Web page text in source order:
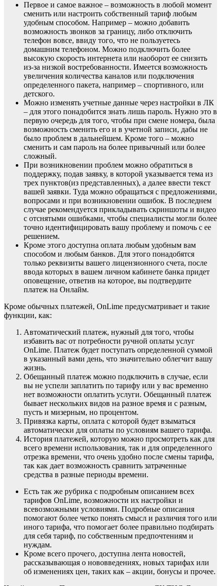
Первое и самое важное – возможность в любой момент
сменить или настроить собственный тариф любым
удобным способом. Например – можно добавить
возможность звонков за границу, либо отключить
телефон вовсе, ввиду того, что не пользуетесь
домашним телефоном. Можно подключить более
высокую скорость интернета или наоборот ее снизить
из-за низкой востребованности. Имеется возможность
увеличения количества каналов или подключения
определенного пакета, например – спортивного, или
детского.
Можно изменять учетные данные через настройки в ЛК
– для этого понадобится знать лишь пароль. Нужно это в
первую очередь для того, чтобы при смене номера, была
возможность сменить его и в учетной записи, дабы не
было проблем в дальнейшем. Кроме того – можно
сменить и сам пароль на более привычный или более
сложный.
При возникновении проблем можно обратиться в
поддержку, подав заявку, в которой указывается тема из
трех пунктов(из представленных), а далее ввести текст
вашей заявки. Туда можно обращаться с предложениями,
вопросами и при возникновении ошибок. В последнем
случае рекомендуется прикладывать скриншоты и видео
с отснятыми ошибками, чтобы специалисты могли более
точно идентифицировать вашу проблему и помочь с ее
решением.
Кроме этого доступна оплата любым удобным вам
способом и любым банков. Для этого понадобятся
только реквизиты вашего лицензионного счета, после
ввода которых в вашем личном кабинете банка придет
оповещение, ответив на которое, вы подтвердите
платеж на Онлайм.
Кроме обычных платежей, OnLime предусматривает и такие
функции, как:
Автоматический платеж, нужный для того, чтобы
избавить вас от потребности ручной оплаты услуг
OnLime. Платеж будет поступать определенной суммой
в указанный вами день, что значительно облегчит вашу
жизнь.
Обещанный платеж можно подключить в случае, если
вы не успели заплатить по тарифу или у вас временно
нет возможности оплатить услуги. Обещанный платеж
бывает нескольких видов на разное время и с разным,
пусть и мизерным, но процентом.
Привязка карты, оплата с которой будет взыматься
автоматически для оплаты по условиям вашего тарифа.
История платежей, которую можно просмотреть как для
всего времени использования, так и для определенного
отрезка времени, что очень удобно после смены тарифа,
так как дает возможность сравнить затраченные
средства в разные периоды времени.
Есть так же рубрика с подробным описанием всех
тарифов OnLime, возможности их настройки и
всевозможными условиями. Подробные описания
помогают более четко понять смысл и различия того или
иного тарифа, что помогает более правильно подбирать
для себя тариф, по собственным предпочтениям и
нуждам.
Кроме всего прочего, доступна лента новостей,
рассказывающая о нововведениях, новых тарифах или
об изменениях цен, таких как – акции, бонусы и прочее.